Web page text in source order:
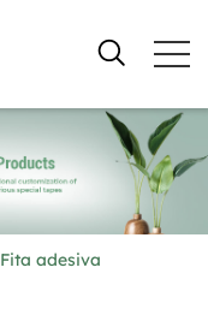
Fita adesiva